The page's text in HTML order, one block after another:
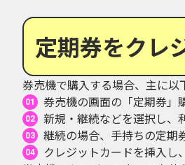
定期券をクレ
券売機で購入する場合、主に以
券売機の画面の「定期券」
新規・継続などを選択し、
継続の場合、手持ちの定期
クレジットカードを挿入し